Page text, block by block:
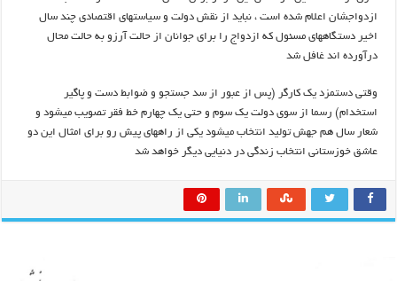
ازدواجشان اعلام شده است ، نباید از نقش دولت و سیاستهای اقتصادی چند سال
اخیر دستگاههای مسئول که ازدواج را برای جوانان از حالت آرزو به حالت محال
درآورده اند غافل شد
وقتی دستمزد یک کارگر (پس از عبور از سد جستجو و ضوابط دست و پاگیر
استخدام) رسما از سوی دولت یک سوم و حتی یک چهارم خط فقر تصویب میشود و
شعار سال هم جهش تولید انتخاب میشود یکی از راههای پیش رو برای امثال این دو
عاشق خوزستانی انتخاب زندگی در دنیایی دیگر خواهد شد